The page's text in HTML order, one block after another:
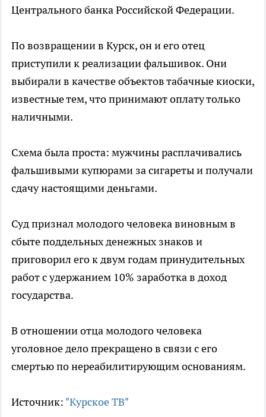
Центрального банка Российской Федерации.
По возвращении в Курск, он и его отец
приступили к реализации фальшивок. Они
выбирали в качестве объектов табачные киоски,
известные тем, что принимают оплату только
наличными.
Схема была проста: мужчины расплачивались
фальшивыми купюрами за сигареты и получали
сдачу настоящими деньгами.
Суд признал молодого человека виновным в
сбыте поддельных денежных знаков и
приговорил его к двум годам принудительных
работ с удержанием 10% заработка в доход
государства.
В отношении отца молодого человека
уголовное дело прекращено в связи с его
смертью по нереабилитирующим основаниям.
Источник: "Курское ТВ"